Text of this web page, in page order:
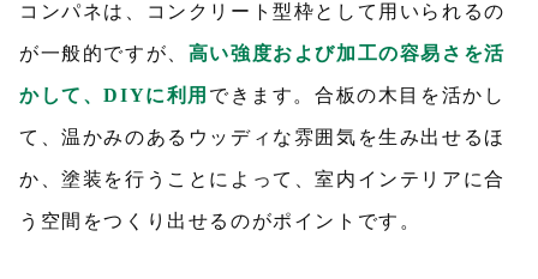
コンパネは、コンクリート型枠として用いられるの
が一般的ですが、 高い強度および加工の容易さを活
かして、DIYに利用 できます。合板の木目を活かし
て、温かみのあるウッディな雰囲気を生み出せるほ
か、塗装を行うことによって、室内インテリアに合
う空間をつくり出せるのがポイントです。